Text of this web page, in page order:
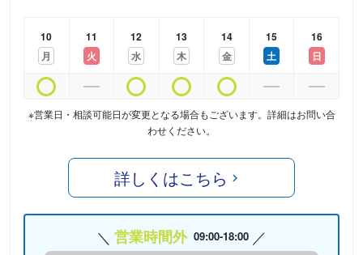
10
月
11
火
12
水
13
木
14
金
15
土
16
日
※営業日・相談可能日が変更となる場合もございます。詳細はお問い合
わせください。
詳しくはこちら
営業時間外 09:00-18:00